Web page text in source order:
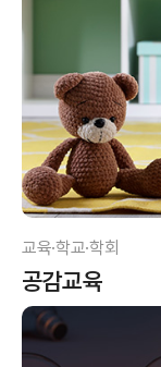
교육·학교·학회
공감교육